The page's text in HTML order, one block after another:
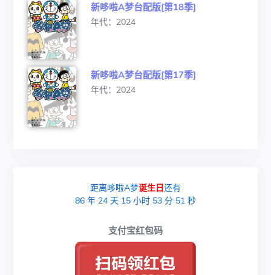
新哆啦A梦台配版[第18季]
年代：2024
新哆啦A梦台配版[第17季]
年代：2024
距离哆啦A梦诞生日还有
86 年24 天15 小时53 分50 秒
支付宝红包码